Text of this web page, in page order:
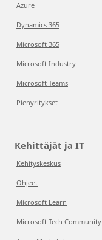
Azure
Dynamics 365
Microsoft 365
Microsoft Industry
Microsoft Teams
Pienyritykset
Kehittäjät ja IT
Kehityskeskus
Ohjeet
Microsoft Learn
Microsoft Tech Community